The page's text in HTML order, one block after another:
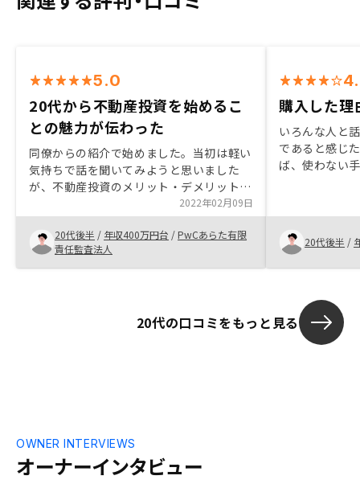
5.0
20代から不動産投資を始めるこ
との魅力が伝わった
同僚からの紹介で始めました。当初は軽い
気持ちで話を聞いてみようと思いました
が、不動産投資のメリット・デメリットの
説明が非常に納得がいくもので、職業柄の
信用力を活かしたローンによるレバレッジ
により若いうちから不動産投資を始めるこ
とが今後の人生の資産形成において有利に
なるだろうと思いました。担当してくださ
上がるタイミングで2件目以降も購入する
2022年02月09日
20代後半 / 年収400万円台 /PwCあらた有限
責任監査法人
購入した理
いろんな人と
であると感じ
ば、使わない
うこともあり
る
20代後半 /
20代の口コミをもっと見る
オーナーインタビュー
OWNER INTERVIEWS